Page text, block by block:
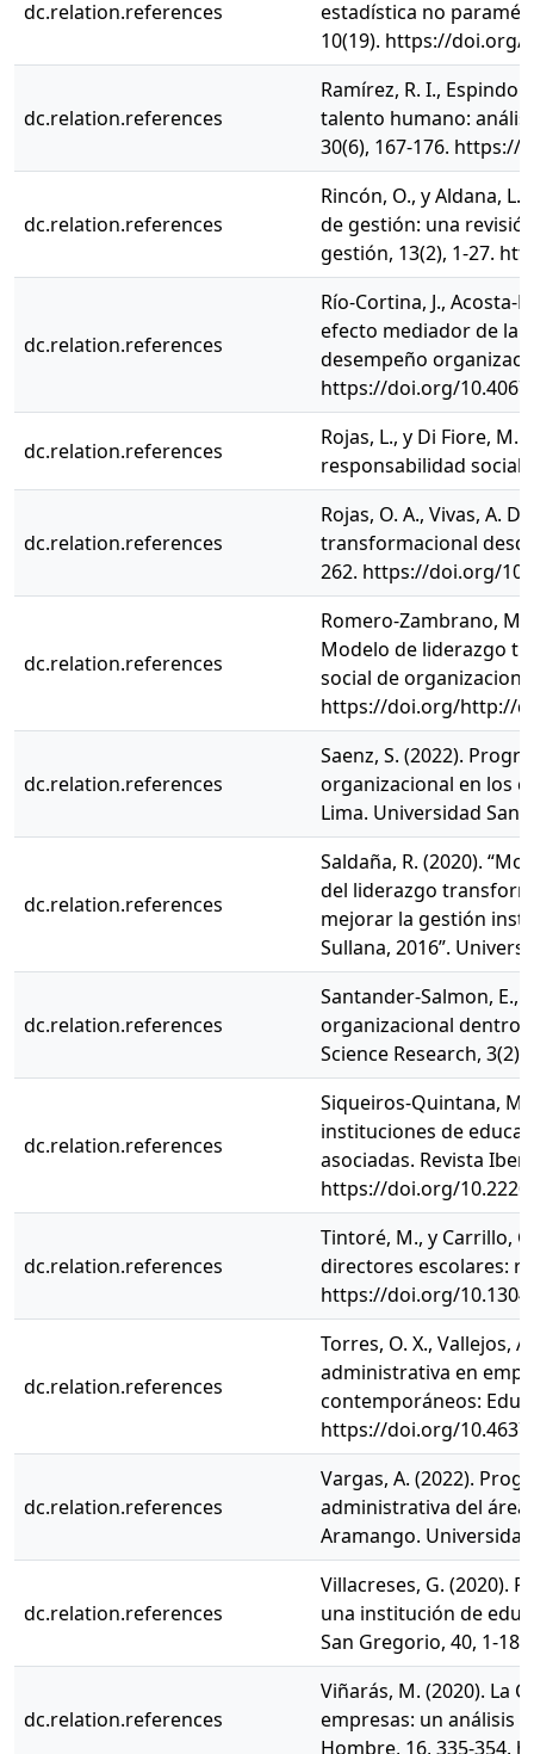
dc.relation.references
estadística no
10(19). https://doi.org/
dc.relation.references
Ramírez, R. I.,
talento humano:
30(6), 167-176. https://
dc.relation.references
Rincón, O., y Aldana,
de gestión: una
gestión, 13(2), 1-27.
dc.relation.references
Río-Cortina, J., Acosta-
efecto mediador de la
desempeño
https://doi.org/
dc.relation.references
Rojas, L., y Di Fiore,
responsabilidad social
dc.relation.references
Rojas, O. A., Vivas, A.
transformacional
262. https://doi.org/
dc.relation.references
Romero-Zambrano, M.
Modelo de liderazgo
social de
https://doi.org/http://
dc.relation.references
Saenz, S. (2022).
organizacional en los
Lima. Universidad San
dc.relation.references
Saldaña, R. (2020).
del liderazgo
mejorar la gestión
Sullana, 2016”.
dc.relation.references
Santander-Salmon, E.,
organizacional dentro
Science Research,
dc.relation.references
Siqueiros-Quintana,
instituciones de
asociadas. Revista
https://doi.org/
dc.relation.references
Tintoré, M., y Carrillo,
directores escolares:
https://doi.org/
dc.relation.references
Torres, O. X., Vallejos,
administrativa en
contemporáneos:
https://doi.org/
dc.relation.references
Vargas, A. (2022).
administrativa del
Aramango.
dc.relation.references
Villacreses, G. (2020).
una institución de
San Gregorio, 40, 1-18.
dc.relation.references
Viñarás, M. (2020). La
empresas: un análisis
Hombre, 16, 335-354.